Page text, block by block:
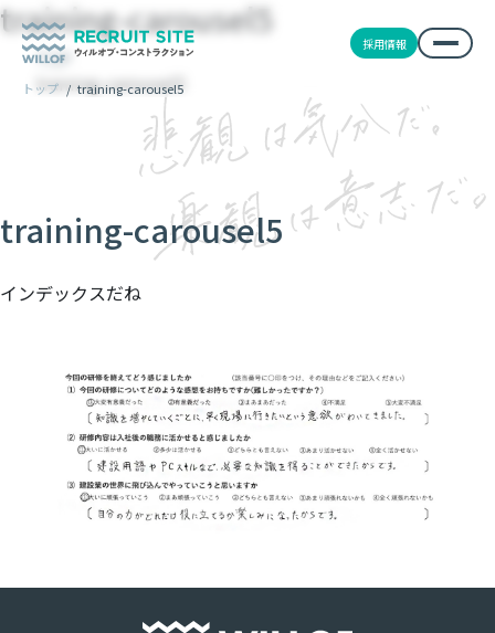
採用情報
トップ / training-carousel5
training-carousel5
TOP
training-carousel5
training-carousel5
インデックスだね